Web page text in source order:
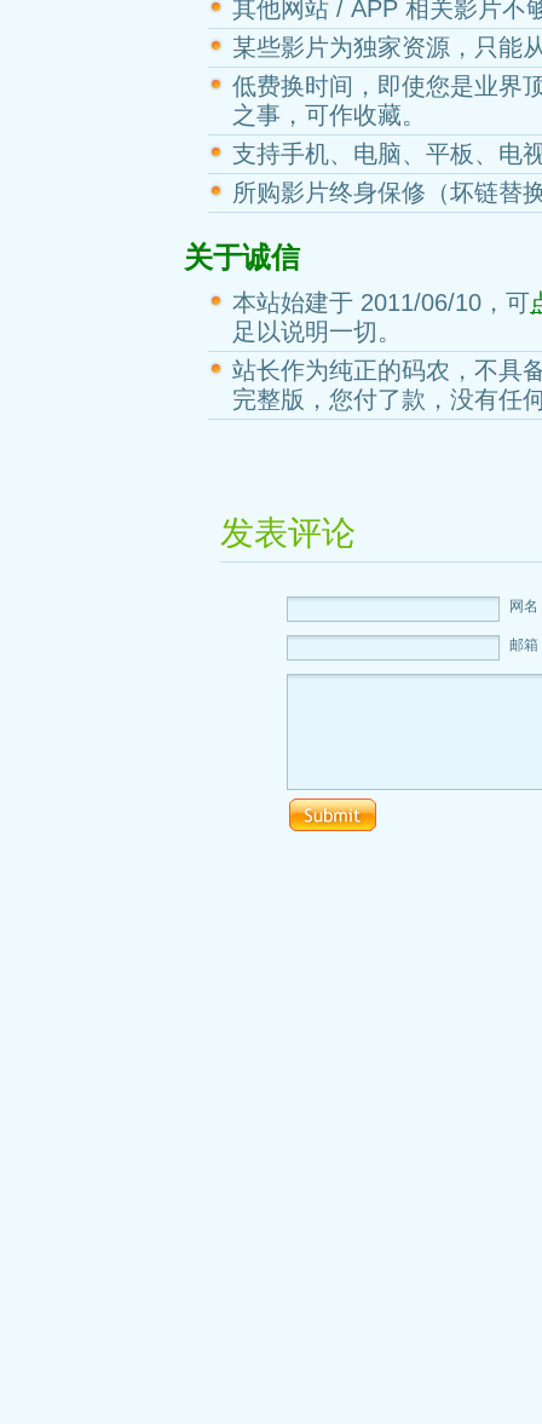
其他网站 / APP 相关影片不
某些影片为独家资源，只能
低费换时间，即使您是业界
之事，可作收藏。
支持手机、电脑、平板、电
所购影片终身保修（坏链替
关于诚信
本站始建于 2011/06/10，可
足以说明一切。
站长作为纯正的码农，不具
完整版，您付了款，没有任
发表评论
网
邮箱